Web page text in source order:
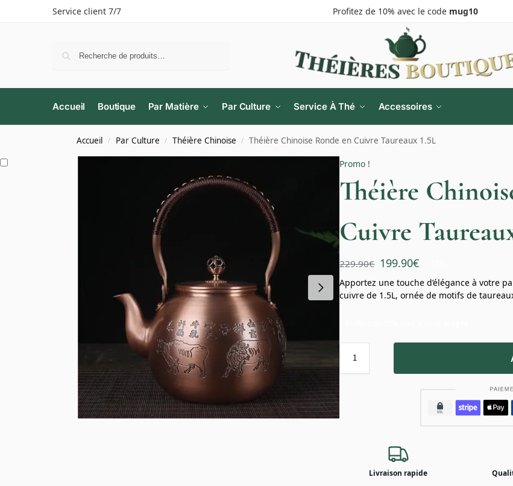
Service client 7/7 Profitez de 10% avec le code mug10
Accueil Boutique Par Matière Par Culture Service À Thé Accessoires
Accueil / Par Culture / Théière Chinoise / Théière Chinoise Ronde en Cuivre Taureaux 1.5L
Promo !
Théière
Cuivre
229.90€ 199.90€
Apportez une touche d’élégance à votre
cuivre de 1.5L, ornée de motifs de
Livraison rapide